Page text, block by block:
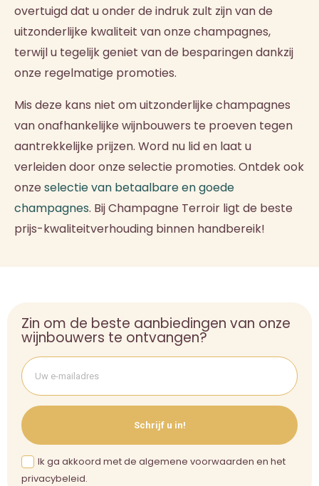
overtuigd dat u onder de indruk zult zijn van de
uitzonderlijke kwaliteit van onze champagnes,
terwijl u tegelijk geniet van de besparingen dankzij
onze regelmatige promoties.
Mis deze kans niet om uitzonderlijke champagnes
van onafhankelijke wijnbouwers te proeven tegen
aantrekkelijke prijzen. Word nu lid en laat u
verleiden door onze selectie promoties. Ontdek ook
onze selectie van betaalbare en goede
champagnes. Bij Champagne Terroir ligt de beste
prijs-kwaliteitverhouding binnen handbereik!
Zin om de beste aanbiedingen van onze
wijnbouwers te ontvangen?
Schrijf u in!
Ik ga akkoord met de algemene voorwaarden en het
privacybeleid.